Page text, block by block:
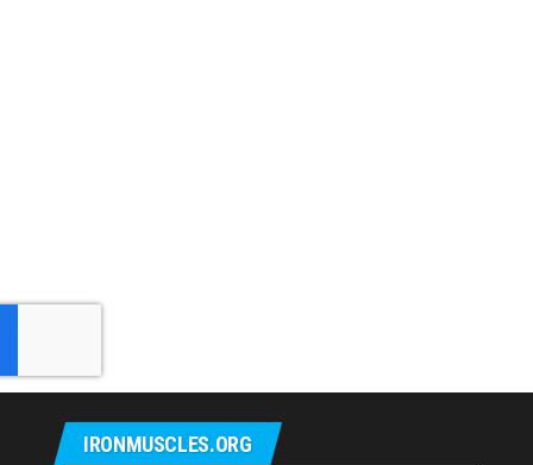
IRONMUSCLES.ORG